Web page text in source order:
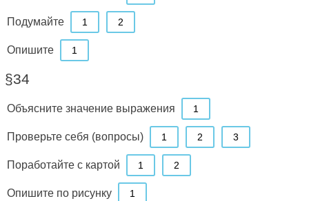
Подумайте 1 2
Опишите 1
§34
Объясните значение выражения 1
Проверьте себя (вопросы) 1 2 3
Поработайте с картой 1 2
Опишите по рисунку 1